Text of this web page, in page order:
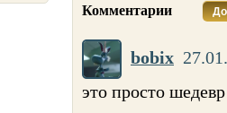
Комментарии
bobix
это просто шедевр